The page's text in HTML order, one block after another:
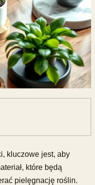
kluczowe jest, aby
które będą
pielęgnację roślin.